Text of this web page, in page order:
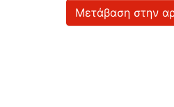
Μετάβαση στην